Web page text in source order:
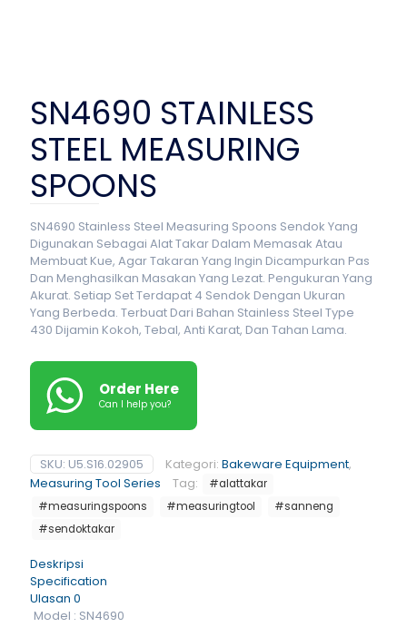
SN4690 STAINLESS
STEEL MEASURING
SPOONS
SN4690 Stainless Steel Measuring Spoons Sendok Yang
Digunakan Sebagai Alat Takar Dalam Memasak Atau
Membuat Kue, Agar Takaran Yang Ingin Dicampurkan Pas
Dan Menghasilkan Masakan Yang Lezat. Pengukuran Yang
Akurat. Setiap Set Terdapat 4 Sendok Dengan Ukuran
Yang Berbeda. Terbuat Dari Bahan Stainless Steel Type
430 Dijamin Kokoh, Tebal, Anti Karat, Dan Tahan Lama.
Order Here
Can I help you?
SKU: U5.S16.02905 Kategori: Bakeware Equipment,
Measuring Tool Series
Tag:
#alattakar
#measuringspoons
#measuringtool
#sanneng
#sendoktakar
Deskripsi
Specification
Ulasan 0
Model : SN4690